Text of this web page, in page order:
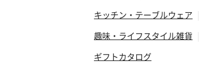
キッチン・テーブルウェア
趣味・ライフスタイル雑貨
ギフトカタログ